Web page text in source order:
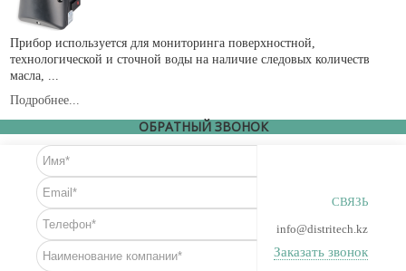
Прибор используется для мониторинга поверхностной,
технологической и сточной воды на наличие следовых количеств
масла, ...
Подробнее...
ОБРАТНЫЙ ЗВОНОК
СВЯЗЬ
info@distritech.kz
Заказать звонок